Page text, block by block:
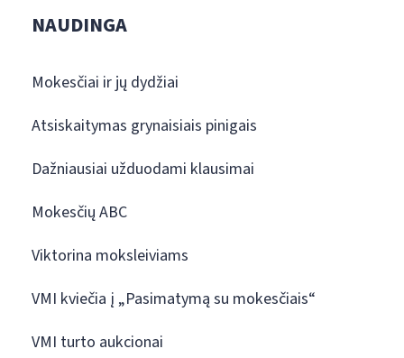
NAUDINGA
Mokesčiai ir jų dydžiai
Atsiskaitymas grynaisiais pinigais
Dažniausiai užduodami klausimai
Mokesčių ABC
Viktorina moksleiviams
VMI kviečia į „Pasimatymą su mokesčiais“
VMI turto aukcionai